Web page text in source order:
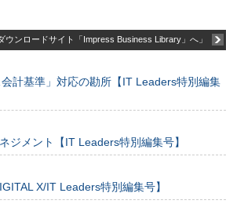
ウンロードサイト「Impress Business Library」へ」
計基準」対応の勘所【IT Leaders特別編集
ジメント【IT Leaders特別編集号】
X/IT Leaders特別編集号】